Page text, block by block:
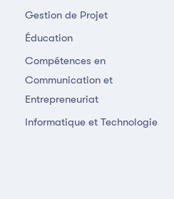
Gestion de Projet
Éducation
Compétences en
Communication et
Entrepreneuriat
Informatique et Technologie